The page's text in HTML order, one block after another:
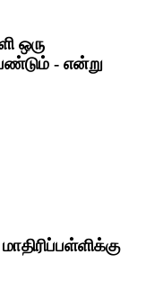
ஒரு
- என்று